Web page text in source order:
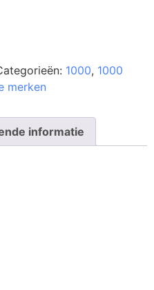
1000, 1000
merken
informatie